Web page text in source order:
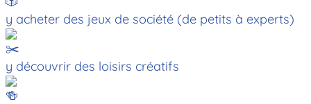
y acheter des jeux de société (de petits à experts)
y découvrir des loisirs créatifs